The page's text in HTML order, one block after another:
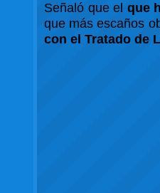
Señaló que el que
que más escaños
con el Tratado de